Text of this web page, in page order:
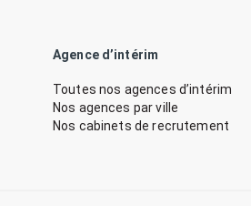
Agence d’intérim
Toutes nos agences d’intérim
Nos agences par ville
Nos cabinets de recrutement